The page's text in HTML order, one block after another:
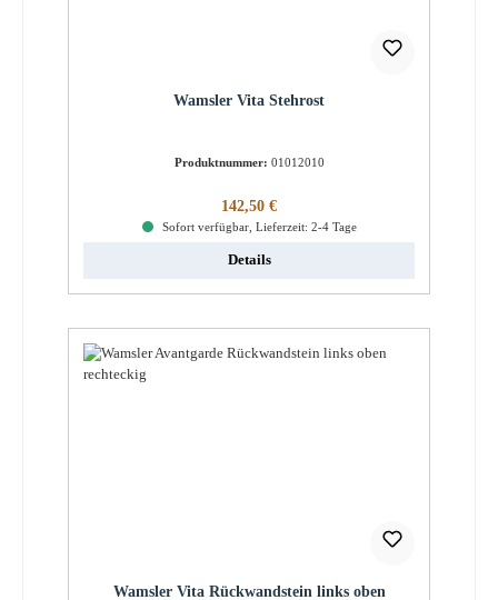
Wamsler Vita Stehrost
Produktnummer: 01012010
Regulärer Preis:
142,50 €
Sofort verfügbar, Lieferzeit: 2-4 Tage
Details
Wamsler Vita Rückwandstein links oben